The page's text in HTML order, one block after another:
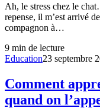
Ah, le stress chez le
repense, il m’est arrivé
compagnon à…
9 min de lecture
Education23 septembre
Comment
quand on